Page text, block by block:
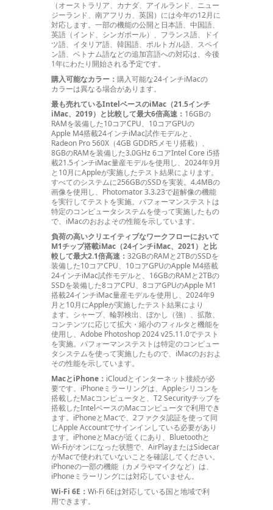
（オーストラリア、カナダ、アイルランド、ニュー
ジーランド、南アフリカ、英国）には今年の12月に
対応し ます。 一部の機能の公開と日本語、中国語、
英語（インド、シンガポール）、フランス語、ドイ
ツ語、イタリア語、韓国語、ポルトガル語、スペイ
ン語、ベトナム語などの追加言語への対応は、今後
1年にわたり開始される予定です。
購入可能なカラー： 購入可能な24インチiMacの
カラーは異なる場合があり ます。
最も売れているIntelベースのiMac（21.5インチ
iMac、2019）と比較して最大6倍高速： 16GBの
RAMを装備した10コアCPU、10コアGPUの
Apple M4搭載24インチiMac試作モデルと、
Radeon Pro 560X（4GB GDDR5メモリ搭載）、
8GBのRAMを装備した3.0GHz 6コアIntel Core i5搭
載21.5インチiMac量産モデルを使用し、2024年9月
と10月にAppleが実施したテスト結果により ます。
すべてのシステムに256GBのSSDを実装。 4.4MBの
画像を使用し、Photomator 3.3.23で超解像の機能
を実行してテストを実施。 パフォーマンステストは
特定のコンピュータシステムを使って実施したもの
で、iMacのおおよその性能を示しています。
負荷の高いクリエイティブなワークフローにおいて
M1チップ搭載iMac（24インチiMac、2021）と比
較して最大2.1倍高速： 32GBのRAMと2TBのSSDを
装備した10コアCPU、10コアGPUのApple M4搭載
24インチiMac試作モデルと、16GBのRAMと2TBの
SSDを装備した8コアCPU、8コアGPUのApple M1
搭載24インチiMac量産モデルを使用し、2024年9
月と10月にAppleが実施したテスト結果により
ます。 シャープ、輪郭検出、ぼかし（強）、拡散、
コンテンツに応じて拡大・縮小のフィルタと機能を
使用し、Adobe Photoshop 2024 v25.11.0でテスト
を実施。パフォーマンステストは特定のコンピュー
タシステムを使って実施したもので、iMacのおおよ
その性能を示しています。
MacとiPhone： iCloudとインターネット接続が必
要です。 iPhoneミラーリングは、Appleシリコンを
搭載したMacコンピュータと、T2 Securityチップを
搭載したIntelベースのMacコンピュータで利用でき
ます。 iPhoneとMacで、2ファクタ認証を使って同
じApple Accountでサインインしている必要があり
ます。iPhoneとMacが近くにあり、Bluetoothと
Wi-Fiがオンになった状態で、AirPlayまたはSidecar
がMacで使われていないことを確認してください。
iPhoneの一部の機能（カメラやマイクなど）は、
iPhoneミラーリングには対応していません。
Wi-Fi 6E： Wi-Fi 6Eは対応している国と地域で利
用できます。